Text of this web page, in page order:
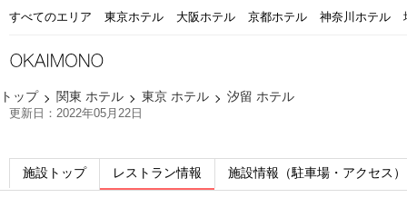
すべてのエリア 東京ホテル 大阪ホテル 京都ホテル 神奈川ホテル
トップ 関東 ホテル 東京 ホテル 汐留 ホテル
更新日：2022年05月22日
施設トップ レストラン情報 施設情報（駐車場・アクセス）